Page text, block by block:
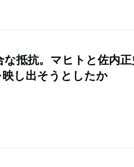
抵抗。マヒトと佐内正
し出そうとしたか